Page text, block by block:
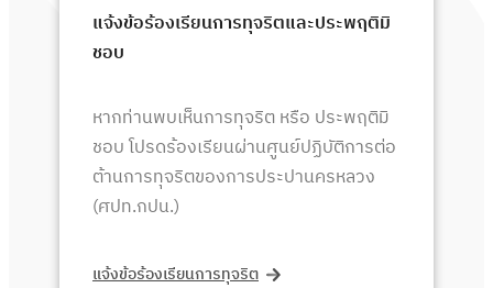
แจ้งข้อร้องเรียนการทุจริตและประพฤติมิ
ชอบ
หากท่านพบเห็นการทุจริต หรือ ประพฤติมิ
ชอบ โปรดร้องเรียนผ่านศูนย์ปฏิบัติการต่อ
ต้านการทุจริตของการประปานครหลวง
(ศปท.กปน.)
แจ้งข้อร้องเรียนการทุจริต